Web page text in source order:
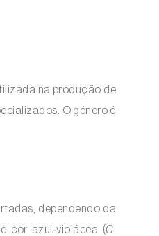
na produção de
O género é
dependendo da
cor azul‑violácea (C.